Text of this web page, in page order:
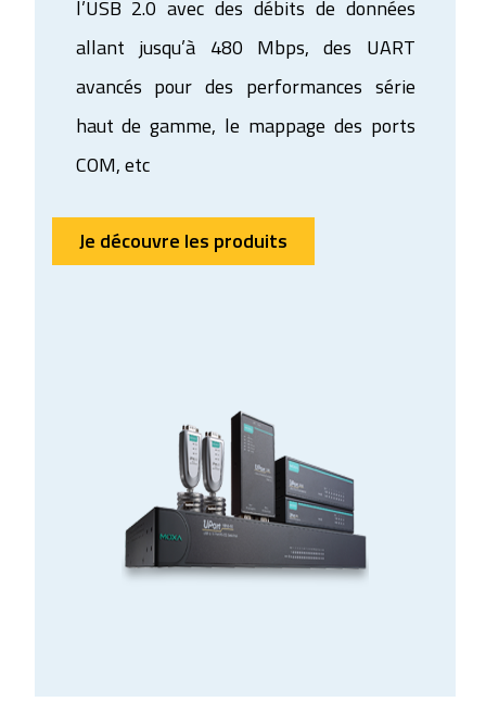
l’USB 2.0 avec des débits de données
allant jusqu’à 480 Mbps, des UART
avancés pour des performances série
haut de gamme, le mappage des ports
COM, etc
Je découvre les produits